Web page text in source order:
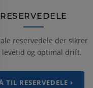
RESERVEDELE
reservedele der sikrer
levetid og optimal drift.
TIL RESERVEDELE ›